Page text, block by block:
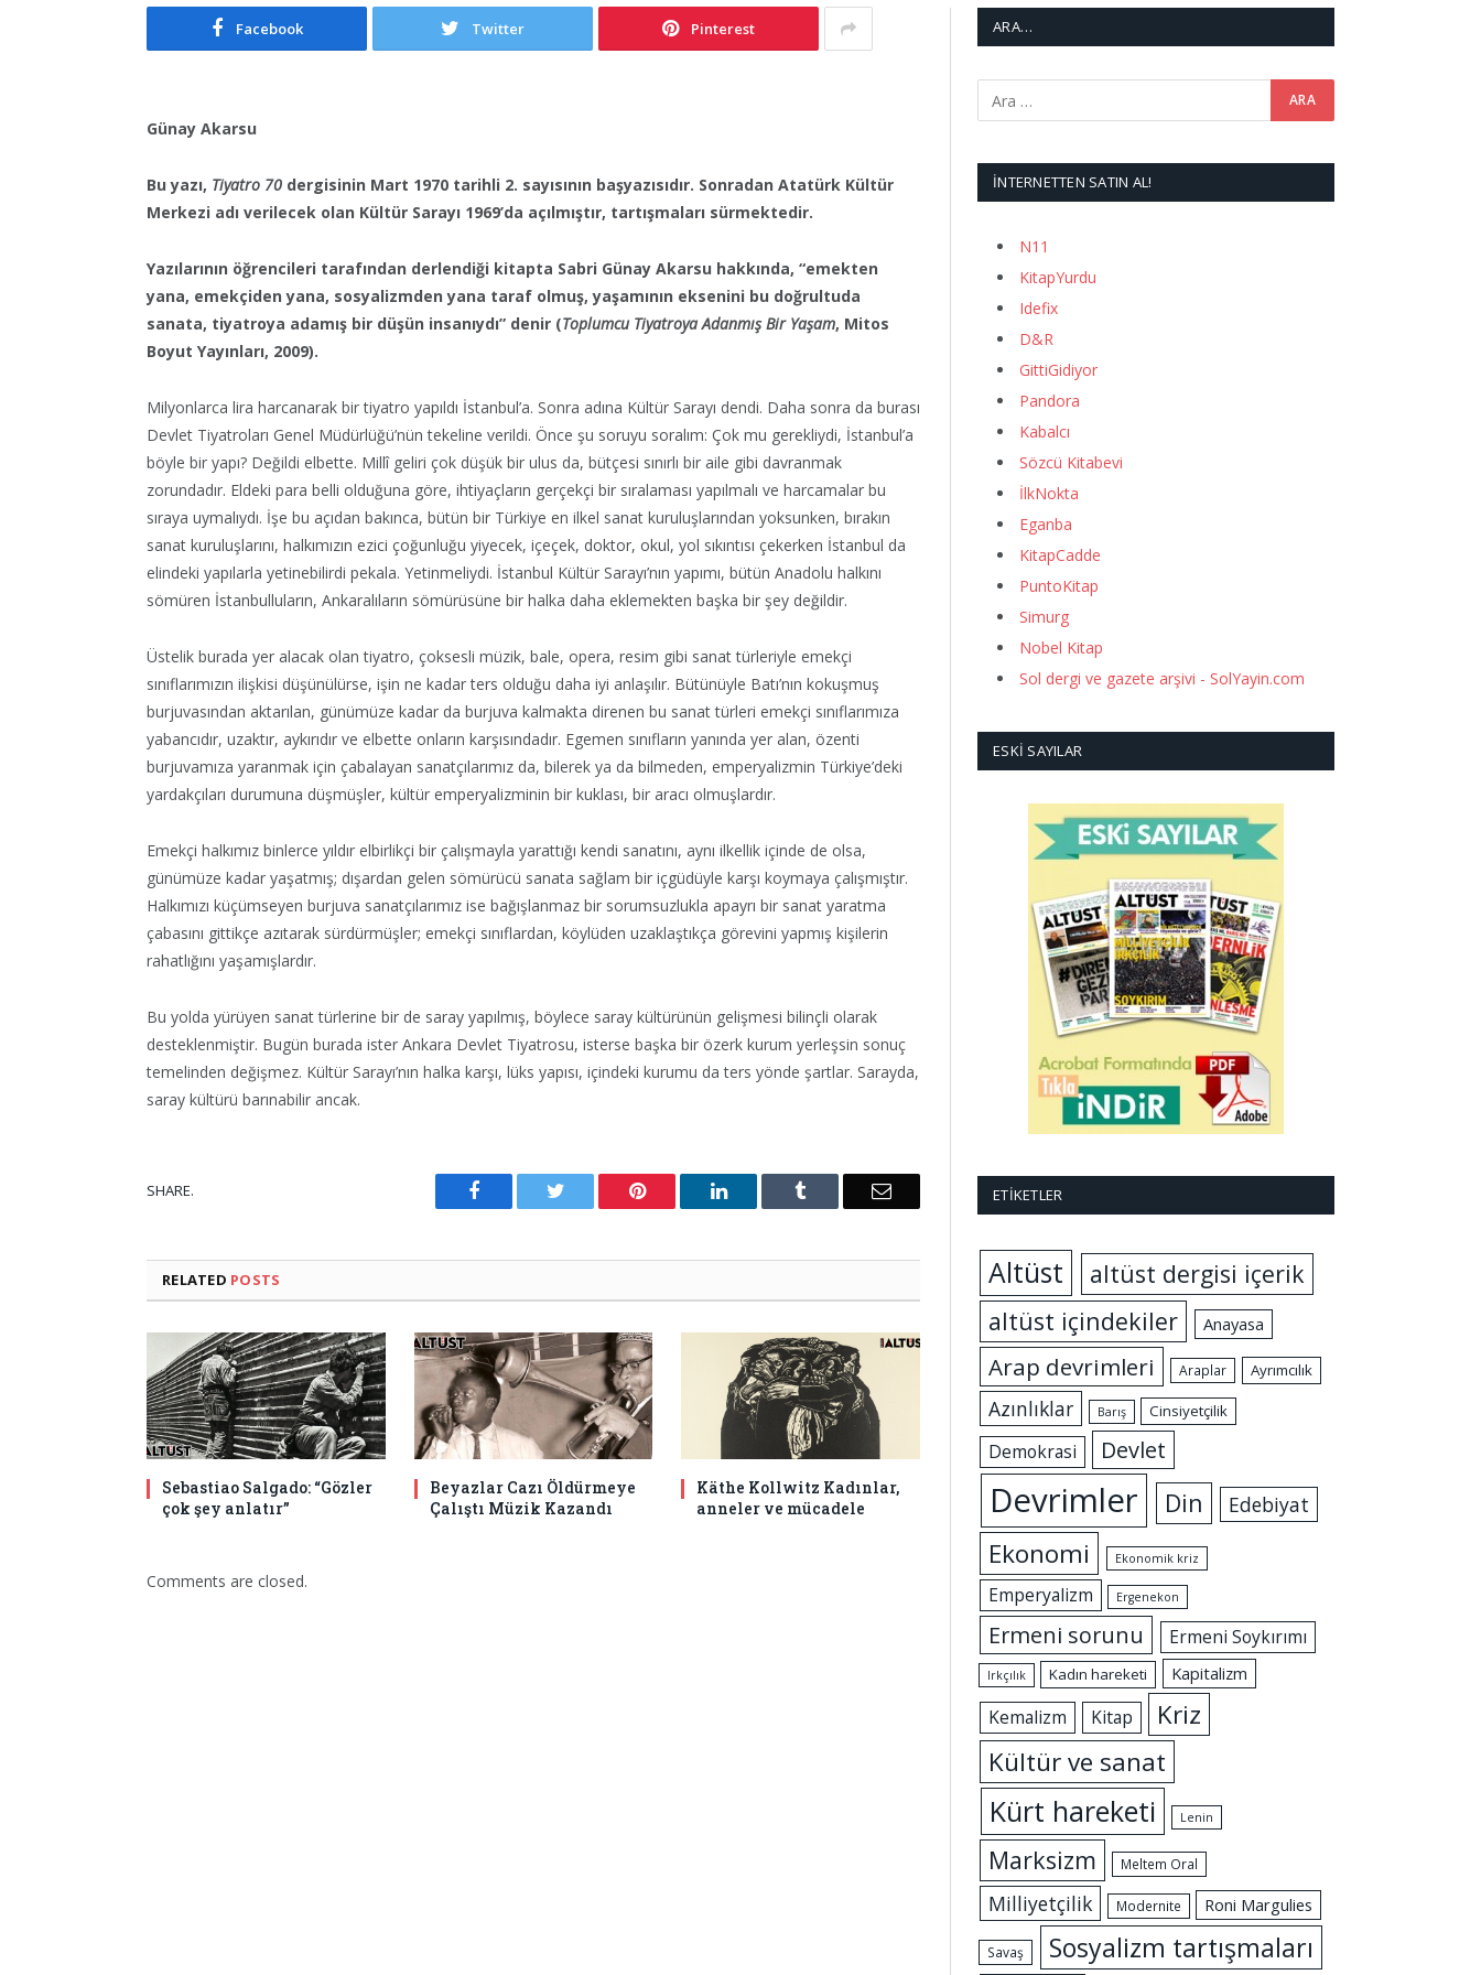
Facebook Twitter Pinterest
Günay Akarsu
Bu yazı, Tiyatro 70 dergisinin Mart 1970 tarihli 2. sayısının başyazısıdır. Sonradan Atatürk Kültür
Merkezi adı verilecek olan Kültür Sarayı 1969’da açılmıştır, tartışmaları sürmektedir.
Yazılarının öğrencileri tarafından derlendiği kitapta Sabri Günay Akarsu hakkında, “emekten
yana, emekçiden yana, sosyalizmden yana taraf olmuş, yaşamının eksenini bu doğrultuda
sanata, tiyatroya adamış bir düşün insanıydı” denir (Toplumcu Tiyatroya Adanmış Bir Yaşam, Mitos
Boyut Yayınları, 2009).
Milyonlarca lira harcanarak bir tiyatro yapıldı İstanbul’a. Sonra adına Kültür Sarayı dendi. Daha sonra da burası
Devlet Tiyatroları Genel Müdürlüğü’nün tekeline verildi. Önce şu soruyu soralım: Çok mu gerekliydi, İstanbul’a
böyle bir yapı? Değildi elbette. Millî geliri çok düşük bir ulus da, bütçesi sınırlı bir aile gibi davranmak
zorundadır. Eldeki para belli olduğuna göre, ihtiyaçların gerçekçi bir sıralaması yapılmalı ve harcamalar bu
sıraya uymalıydı. İşe bu açıdan bakınca, bütün bir Türkiye en ilkel sanat kuruluşlarından yoksunken, bırakın
sanat kuruluşlarını, halkımızın ezici çoğunluğu yiyecek, içeçek, doktor, okul, yol sıkıntısı çekerken İstanbul da
elindeki yapılarla yetinebilirdi pekala. Yetinmeliydi. İstanbul Kültür Sarayı’nın yapımı, bütün Anadolu halkını
sömüren İstanbulluların, Ankaralıların sömürüsüne bir halka daha eklemekten başka bir şey değildir.
Üstelik burada yer alacak olan tiyatro, çoksesli müzik, bale, opera, resim gibi sanat türleriyle emekçi
sınıflarımızın ilişkisi düşünülürse, işin ne kadar ters olduğu daha iyi anlaşılır. Bütünüyle Batı’nın kokuşmuş
burjuvasından aktarılan, günümüze kadar da burjuva kalmakta direnen bu sanat türleri emekçi sınıflarımıza
yabancıdır, uzaktır, aykırıdır ve elbette onların karşısındadır. Egemen sınıfların yanında yer alan, özenti
burjuvamıza yaranmak için çabalayan sanatçılarımız da, bilerek ya da bilmeden, emperyalizmin Türkiye’deki
yardakçıları durumuna düşmüşler, kültür emperyalizminin bir kuklası, bir aracı olmuşlardır.
Emekçi halkımız binlerce yıldır elbirlikçi bir çalışmayla yarattığı kendi sanatını, aynı ilkellik içinde de olsa,
günümüze kadar yaşatmış; dışardan gelen sömürücü sanata sağlam bir içgüdüyle karşı koymaya çalışmıştır.
Halkımızı küçümseyen burjuva sanatçılarımız ise bağışlanmaz bir sorumsuzlukla apayrı bir sanat yaratma
çabasını gittikçe azıtarak sürdürmüşler; emekçi sınıflardan, köylüden uzaklaştıkça görevini yapmış kişilerin
rahatlığını yaşamışlardır.
Bu yolda yürüyen sanat türlerine bir de saray yapılmış, böylece saray kültürünün gelişmesi bilinçli olarak
desteklenmiştir. Bugün burada ister Ankara Devlet Tiyatrosu, isterse başka bir özerk kurum yerleşsin sonuç
temelinden değişmez. Kültür Sarayı’nın halka karşı, lüks yapısı, içindeki kurumu da ters yönde şartlar. Sarayda,
saray kültürü barınabilir ancak.
SHARE. Facebook Twitter Pinterest LinkedIn Tumblr Email
RELATED POSTS
Sebastiao Salgado: “Gözler
çok şey anlatır”
Beyazlar Cazı Öldürmeye
Çalıştı Müzik Kazandı
Käthe Kollwitz Kadınlar,
anneler ve mücadele
Comments are closed.
ARA…
İNTERNETTEN SATIN AL!
N11
KitapYurdu
Idefix
D&R
GittiGidiyor
Pandora
Kabalcı
Sözcü Kitabevi
İlkNokta
Eganba
KitapCadde
PuntoKitap
Simurg
Nobel Kitap
Sol dergi ve gazete arşivi - SolYayin.com
ESKI SAYILAR
ETIKETLER
Altüst
altüst dergisi içerik
altüst içindekiler
Anayasa
Arap devrimleri Araplar Ayrımcılık
Azınlıklar Barış Cinsiyetçilik
Demokrasi Devlet
Devrimler Din Edebiyat
Ekonomi Ekonomik kriz
Emperyalizm Ergenekon
Ermeni sorunu Ermeni Soykırımı
Irkçılık Kadın hareketi Kapitalizm
Kemalizm Kitap
Kriz
Kültür ve sanat
Kürt hareketi Lenin
Marksizm Meltem Oral
Milliyetçilik Modernite Roni Margulies
Savaş Sosyalizm tartışmaları